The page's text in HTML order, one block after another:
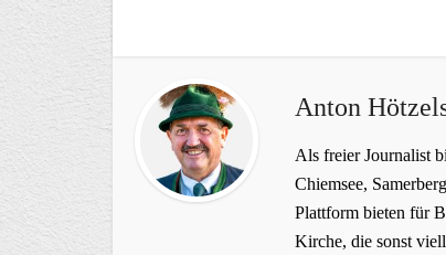
Anton
Als freier Journalist
Chiemsee,
Plattform bieten für
Kirche, die sonst